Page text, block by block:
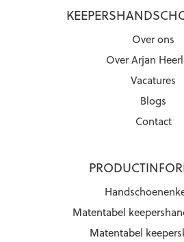
Over ons
Over Arjan
Vacatures
Blogs
Contact
Matentabel
Matentabel